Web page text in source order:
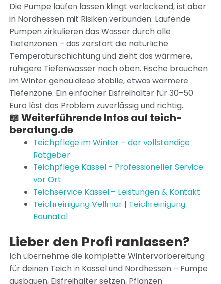
Die Pumpe laufen lassen klingt verlockend, ist aber
in Nordhessen mit Risiken verbunden: Laufende
Pumpen zirkulieren das Wasser durch alle
Tiefenzonen – das zerstört die natürliche
Temperaturschichtung und zieht das wärmere,
ruhigere Tiefenwasser nach oben. Fische brauchen
im Winter genau diese stabile, etwas wärmere
Tiefenzone. Ein einfacher Eisfreihalter für 30–50
Euro löst das Problem zuverlässig und richtig.
📖 Weiterführende Infos auf teich-
beratung.de
Teichpflege im Winter – der vollständige
Ratgeber
Teichpflege Kassel – Professioneller Service
vor Ort
Teichservice Kassel – Leistungen & Kontakt
Teichreinigung Vellmar| Teichreinigung
Baunatal
Lieber den Profi ranlassen?
Ich übernehme die komplette Wintervorbereitung
für deinen Teich in Kassel und Nordhessen – Pumpe
ausbauen, Eisfreihalter setzen, Pflanzen